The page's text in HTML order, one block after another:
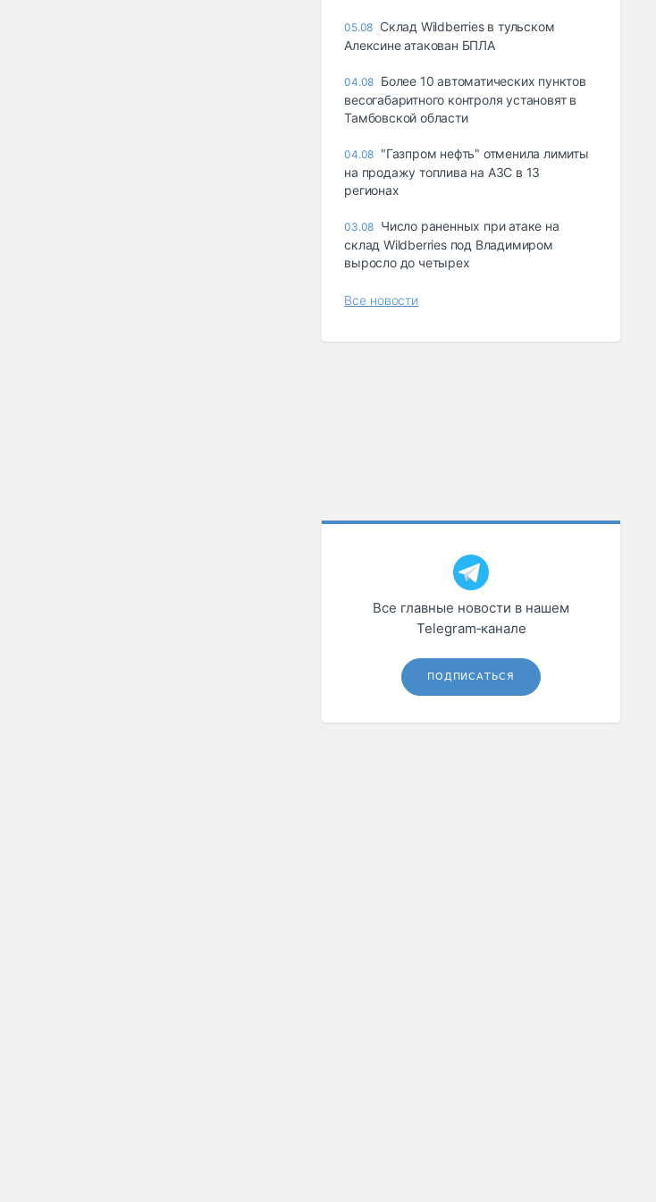
05.08 Склад Wildberries в тульском
Алексине атакован БПЛА
04.08 Более 10 автоматических пунктов
весогабаритного контроля установят в
Тамбовской области
04.08 "Газпром нефть" отменила лимиты
на продажу топлива на АЗС в 13
регионах
03.08 Число раненных при атаке на
склад Wildberries под Владимиром
выросло до четырех
Все новости
Все главные новости в нашем
Telegram‑канале
ПОДПИСАТЬСЯ